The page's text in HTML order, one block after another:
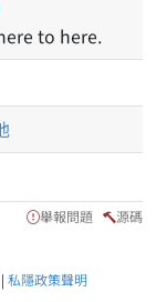
to here.
舉報問題 源碼
| 私隱政策聲明